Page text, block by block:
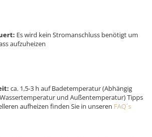
Es wird kein Stromanschluss benötigt um
aufzuheizen
ca. 1,5-3 h auf Badetemperatur (Abhängig
und Außentemperatur) Tipps
aufheizen finden Sie in unseren FAQ´s